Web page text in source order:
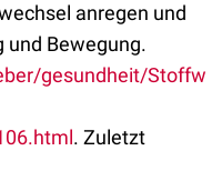
anregen und
und Bewegung.
gesundheit/Stoffw
. Zuletzt